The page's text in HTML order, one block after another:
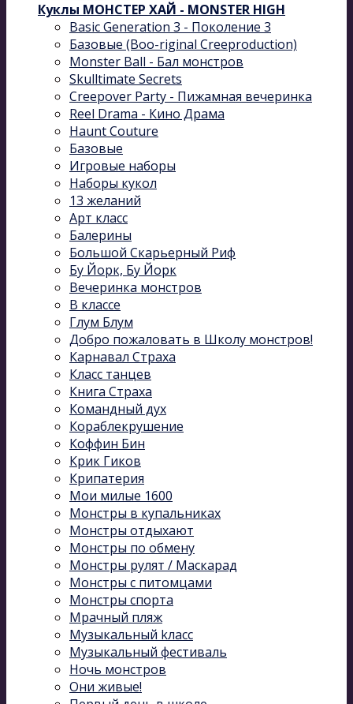
Куклы МОНСТЕР ХАЙ - MONSTER HIGH
Basic Generation 3 - Поколение 3
Базовые (Boo-riginal Creeproduction)
Monster Ball - Бал монстров
Skulltimate Secrets
Creepover Party - Пижамная вечеринка
Reel Drama - Кино Драма
Haunt Couture
Базовые
Игровые наборы
Наборы кукол
13 желаний
Арт класс
Балерины
Большой Скарьерный Риф
Бу Йорк, Бу Йорк
Вечеринка монстров
В классе
Глум Блум
Добро пожаловать в Школу монстров!
Карнавал Cтраха
Класс танцев
Книга Страха
Командный дух
Кораблекрушение
Коффин Бин
Крик Гиков
Крипатерия
Мои милые 1600
Монстры в купальниках
Монстры отдыхают
Монстры по обмену
Монстры рулят / Маскарад
Монстры с питомцами
Монстры спорта
Мрачный пляж
Музыкальный kласс
Музыкальный фестиваль
Ночь монстров
Они живые!